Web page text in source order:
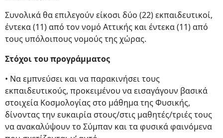
Συνολικά θα επιλεγούν είκοσι δύο (22) εκπαιδευτικοί,
έντεκα (11) από τον νομό Αττικής και έντεκα (11) από
τους υπόλοιπους νομούς της χώρας.
Στόχοι του προγράμματος
• Να εμπνεύσει και να παρακινήσει τους
εκπαιδευτικούς, προκειμένου να εισαγάγουν βασικά
στοιχεία Κοσμολογίας στο μάθημα της Φυσικής,
δίνοντας την ευκαιρία στους/στις μαθητές/τριές τους
να ανακαλύψουν το Σύμπαν και τα φυσικά φαινόμενα